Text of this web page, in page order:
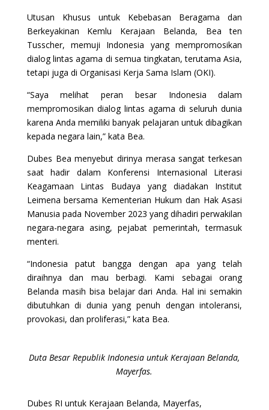
Utusan Khusus untuk Kebebasan Beragama dan
Berkeyakinan Kemlu Kerajaan Belanda, Bea ten
Tusscher, memuji Indonesia yang mempromosikan
dialog lintas agama di semua tingkatan, terutama Asia,
tetapi juga di Organisasi Kerja Sama Islam (OKI).
“Saya melihat peran besar Indonesia dalam
mempromosikan dialog lintas agama di seluruh dunia
karena Anda memiliki banyak pelajaran untuk dibagikan
kepada negara lain,” kata Bea.
Dubes Bea menyebut dirinya merasa sangat terkesan
saat hadir dalam Konferensi Internasional Literasi
Keagamaan Lintas Budaya yang diadakan Institut
Leimena bersama Kementerian Hukum dan Hak Asasi
Manusia pada November 2023 yang dihadiri perwakilan
negara-negara asing, pejabat pemerintah, termasuk
menteri.
“Indonesia patut bangga dengan apa yang telah
diraihnya dan mau berbagi. Kami sebagai orang
Belanda masih bisa belajar dari Anda. Hal ini semakin
dibutuhkan di dunia yang penuh dengan intoleransi,
provokasi, dan proliferasi,” kata Bea.
Duta Besar Republik Indonesia untuk Kerajaan Belanda,
Mayerfas.
Dubes RI untuk Kerajaan Belanda, Mayerfas,